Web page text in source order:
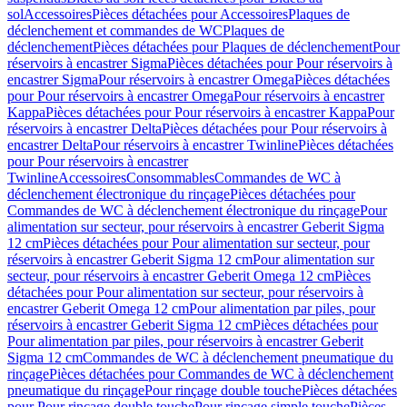
solAccessoiresPièces détachées pour AccessoiresPlaques de
déclenchement et commandes de WCPlaques de
déclenchementPièces détachées pour Plaques de déclenchementPour
réservoirs à encastrer SigmaPièces détachées pour Pour réservoirs à
encastrer SigmaPour réservoirs à encastrer OmegaPièces détachées
pour Pour réservoirs à encastrer OmegaPour réservoirs à encastrer
KappaPièces détachées pour Pour réservoirs à encastrer KappaPour
réservoirs à encastrer DeltaPièces détachées pour Pour réservoirs à
encastrer DeltaPour réservoirs à encastrer TwinlinePièces détachées
pour Pour réservoirs à encastrer
TwinlineAccessoiresConsommablesCommandes de WC à
déclenchement électronique du rinçagePièces détachées pour
Commandes de WC à déclenchement électronique du rinçagePour
alimentation sur secteur, pour réservoirs à encastrer Geberit Sigma
12 cmPièces détachées pour Pour alimentation sur secteur, pour
réservoirs à encastrer Geberit Sigma 12 cmPour alimentation sur
secteur, pour réservoirs à encastrer Geberit Omega 12 cmPièces
détachées pour Pour alimentation sur secteur, pour réservoirs à
encastrer Geberit Omega 12 cmPour alimentation par piles, pour
réservoirs à encastrer Geberit Sigma 12 cmPièces détachées pour
Pour alimentation par piles, pour réservoirs à encastrer Geberit
Sigma 12 cmCommandes de WC à déclenchement pneumatique du
rinçagePièces détachées pour Commandes de WC à déclenchement
pneumatique du rinçagePour rinçage double touchePièces détachées